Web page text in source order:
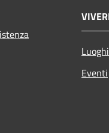
Luoghi
Eventi